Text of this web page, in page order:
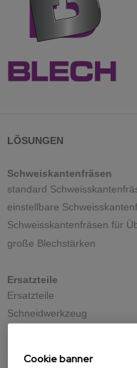
LÖSUNGEN
Schweiskantenfräsen
standard
einstellbare
Schweisskantenfräsen für
große Blechstärken
Ersatzteile
Ersatzteile
Schneidwerkzeug
Lösungen für die Industrie
Cookie banner